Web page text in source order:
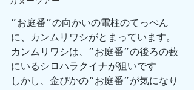
”お庭番”の向かいの電柱のてっぺん
に、カンムリワシがとまっています。
カンムリワシは、”お庭番”の後ろの藪
にいるシロハラクイナが狙いです
しかし、金ぴかの“お庭番”が気になり